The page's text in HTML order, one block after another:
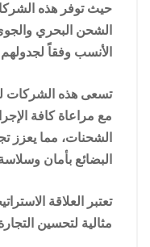
حيث توفر هذه
الشحن البحري
الأنسب وفقاً
تسعى هذه الشركات
مع مراعاة كافة
الشحنات، مما يعزز
البضائع بأمان
تعتبر العلاقة
مثالية لتحسين